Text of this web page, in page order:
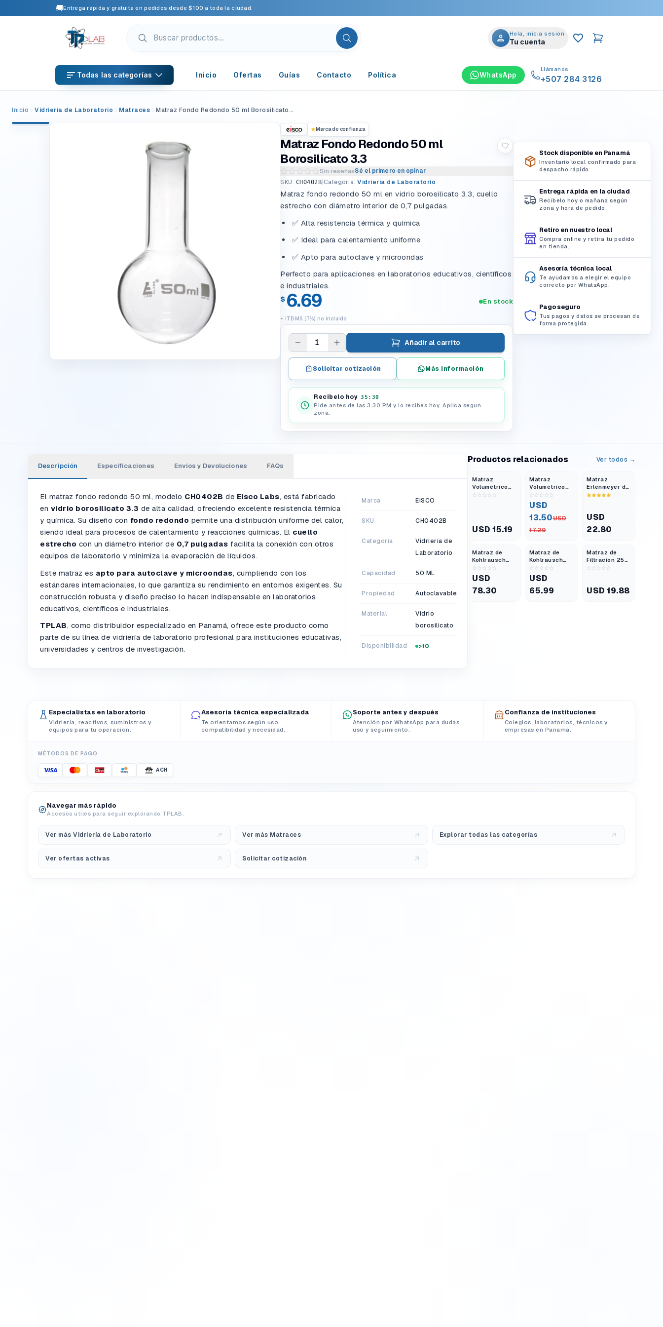
🚚Entrega rápida y gratuita en pedidos desde $100 a toda la ciudad.
Hola, inicia sesión
Tu cuenta
Todas las categorías Inicio Ofertas Guías Contacto Política WhatsApp
Llámanos
+507 284 3126
Inicio Vidriería de Laboratorio Matraces Matraz Fondo Redondo 50 ml Borosilicato 3.3
Marca de confianza
Matraz Fondo Redondo 50 ml
Borosilicato 3.3
Sin reseñasSé el primero en opinar
Escribir una reseña del producto
SKU: CH0402B Categoría:Vidriería de Laboratorio
Matraz fondo redondo 50 ml en vidrio borosilicato 3.3, cuello
estrecho con diámetro interior de 0,7 pulgadas.
✅ Alta resistencia térmica y química
✅ Ideal para calentamiento uniforme
✅ Apto para autoclave y microondas
Perfecto para aplicaciones en laboratorios educativos, científicos
e industriales.
$ 6.69
+ ITBMS (7%) no incluido
En stock
1 Añadir al carrito
Solicitar cotización Más información
Recibelo hoy 35:29
Pide antes de las 3:30 PM y lo recibes hoy. Aplica segun
zona.
Stock disponible en Panamá
Inventario local confirmado para
despacho rápido.
Entrega rápida en la ciudad
Recíbelo hoy o mañana según
zona y hora de pedido.
Retiro en nuestro local
Compra online y retira tu pedido
en tienda.
Asesoría técnica local
Te ayudamos a elegir el equipo
correcto por WhatsApp.
Pago seguro
Tus pagos y datos se procesan de
forma protegida.
Descripción Especificaciones Envíos y Devoluciones FAQs
El matraz fondo redondo 50 ml, modelo CH0402B de Eisco Labs, está fabricado
en vidrio borosilicato 3.3 de alta calidad, ofreciendo excelente resistencia térmica
y química. Su diseño con fondo redondo permite una distribución uniforme del calor,
siendo ideal para procesos de calentamiento y reacciones químicas. El cuello
estrecho con un diámetro interior de 0,7 pulgadas facilita la conexión con otros
equipos de laboratorio y minimiza la evaporación de líquidos.
Este matraz es apto para autoclave y microondas, cumpliendo con los
estándares internacionales, lo que garantiza su rendimiento en entornos exigentes. Su
construcción robusta y diseño preciso lo hacen indispensable en laboratorios
educativos, científicos e industriales.
TPLAB, como distribuidor especializado en Panamá, ofrece este producto como
parte de su línea de vidriería de laboratorio profesional para instituciones educativas,
universidades y centros de investigación.
Marca EISCO
SKU CH0402B
Categoría
Vidriería de
Laboratorio
Capacidad 50 ML
Propiedad Autoclavable
Material
Vidrio
borosilicato
Disponibilidad >10
Productos relacionados Ver todos →
Matraz
Volumétrico
de Vidrio
USD 15.19
Matraz
Volumétrico
de Vidrio
Borosilicato
100 ml Clase A
con Tapón de
USD
13.50USD
17.29
Matraz
Erlenmeyer de
Vidrio
Tapa de
USD
22.80
Matraz de
Kohlrausch
500 ml Vidrio
Borosilicato
Clase A
USD
78.30
Matraz de
Kohlrausch
200 ml Vidrio
Borosilicato
Clase A
USD
65.99
Matraz de
Filtración 250
ml
USD 19.88
Especialistas en laboratorio
Vidriería, reactivos, suministros y
equipos para tu operación.
Asesoría técnica especializada
Te orientamos según uso,
compatibilidad y necesidad.
Soporte antes y después
Atención por WhatsApp para dudas,
uso y seguimiento.
Confianza de instituciones
Colegios, laboratorios, técnicos y
empresas en Panamá.
MÉTODOS DE PAGO
ACH
Navegar más rápido
Accesos útiles para seguir explorando TPLAB.
Ver más Vidriería de Laboratorio Ver más Matraces Explorar todas las categorías
Ver ofertas activas Solicitar cotización